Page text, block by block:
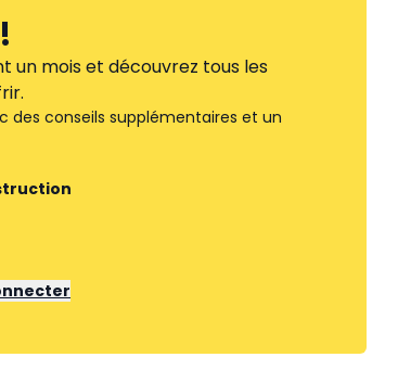
!
un mois et découvrez tous les
des conseils supplémentaires et un